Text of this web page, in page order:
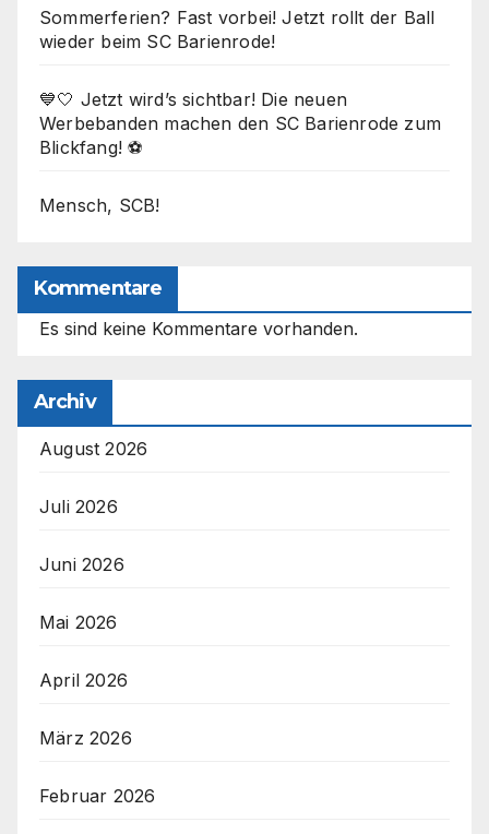
Sommerferien? Fast vorbei! Jetzt rollt der Ball
wieder beim SC Barienrode!
💙🤍 Jetzt wird’s sichtbar! Die neuen
Werbebanden machen den SC Barienrode zum
Blickfang! ⚽
Mensch, SCB!
Kommentare
Es sind keine Kommentare vorhanden.
Archiv
August 2026
Juli 2026
Juni 2026
Mai 2026
April 2026
März 2026
Februar 2026